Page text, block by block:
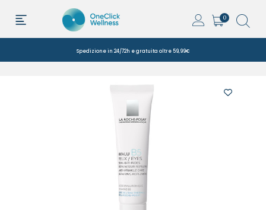
0
Spedizione in 24/72h e gratuita oltre 59,99€